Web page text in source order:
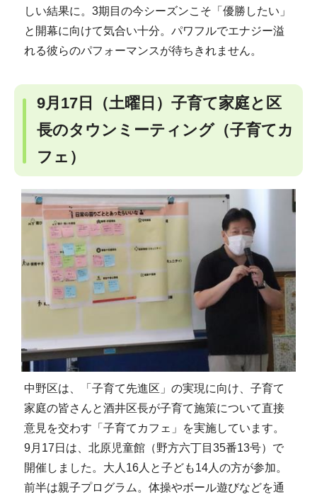
しい結果に。3期目の今シーズンこそ「優勝したい」
と開幕に向けて気合い十分。パワフルでエナジー溢
れる彼らのパフォーマンスが待ちきれません。
9月17日（土曜日）子育て家庭と区
長のタウンミーティング（子育てカ
フェ）
中野区は、「子育て先進区」の実現に向け、子育て
家庭の皆さんと酒井区長が子育て施策について直接
意見を交わす「子育てカフェ」を実施しています。
9月17日は、北原児童館（野方六丁目35番13号）で
開催しました。大人16人と子ども14人の方が参加。
前半は親子プログラム。体操やボール遊びなどを通